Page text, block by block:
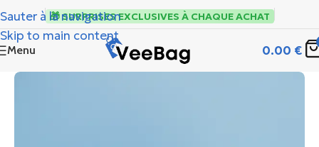
Sauter à la navigation
Skip to main content
🎁 SURPRISES EXCLUSIVES À CHAQUE ACHAT
Menu 0.00 €